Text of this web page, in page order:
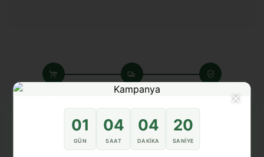
Kargoya verdik
13 Ağustos - 14 Ağustos
×
01
GÜN
04
SAAT
04
DAKIKA
20
SANIYE